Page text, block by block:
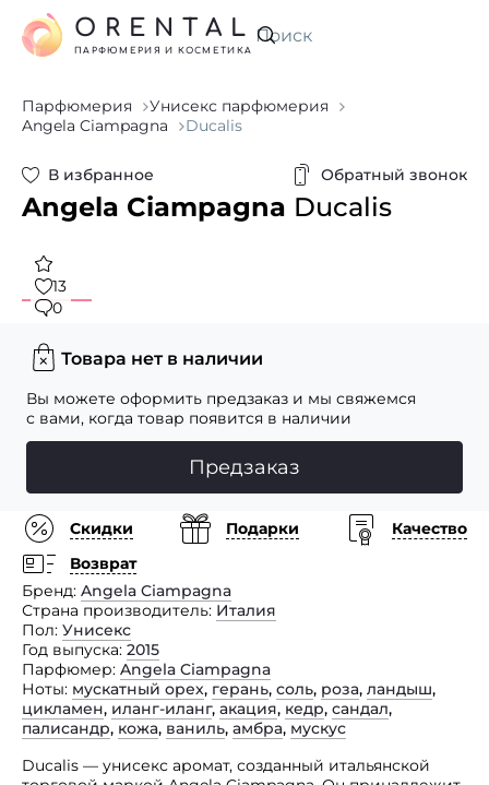
Искать
ORENTAL
ПАРФЮМЕРИЯ И КОСМЕТИКА
Парфюмерия
Унисекс парфюмерия
Angela Ciampagna
Ducalis
В избранное Обратный звонок
Angela Ciampagna Ducalis
13
0
Товара нет в наличии
Вы можете оформить предзаказ и мы свяжемся
с вами, когда товар появится в наличии
Предзаказ
Скидки Подарки
Качество
Возврат
Бренд Angela Ciampagna
Страна производитель Италия
Пол Унисекс
Год выпуска 2015
Парфюмер Angela Ciampagna
Ноты мускатный орех, герань, соль, роза, ландыш,
цикламен, иланг-иланг, акация, кедр, сандал,
палисандр, кожа, ваниль, амбра, мускус
Ducalis — унисекс аромат, созданный итальянской